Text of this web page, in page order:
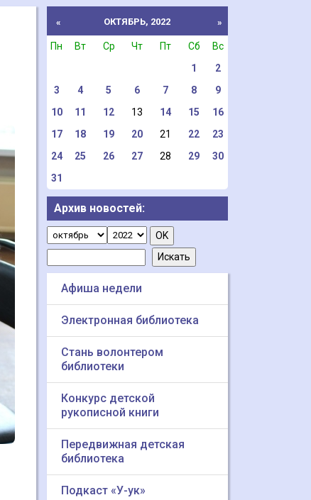
« ОКТЯБРЬ, 2022 »
Пн Вт Ср Чт Пт Сб
Вс
1
2
3
4 5 6 7 8
9
10
11 12 13 14 15
16
17
18 19 20 21 22
23
24
25 26 27 28 29
30
31
Архив новостей:
Афиша недели
Электронная библиотека
Стань волонтером
библиотеки
Конкурс детской
рукописной книги
Передвижная детская
библиотека
Подкаст «У-ук»